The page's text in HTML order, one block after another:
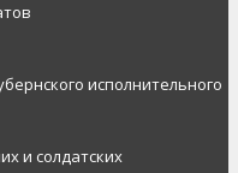
исполнительного
и солдатских